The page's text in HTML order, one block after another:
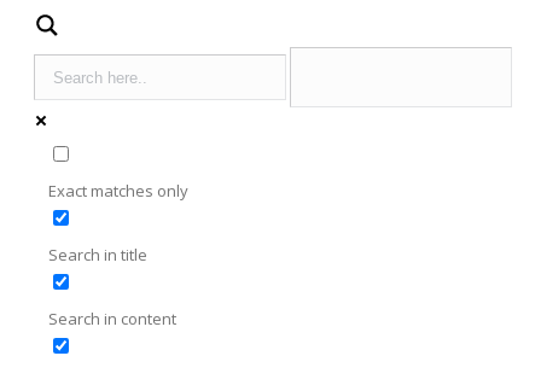
Exact matches only
Search in title
Search in content